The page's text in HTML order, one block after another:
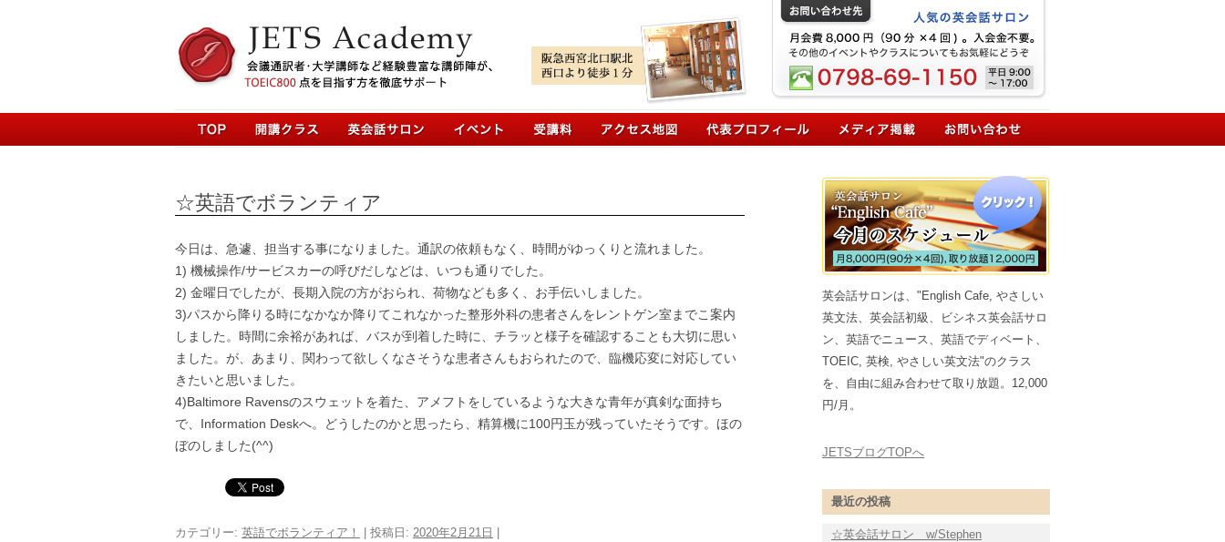
コンテンツへ移動
☆英語でボランティア
今日は、急遽、担当する事になりました。通訳の依頼もなく、時間がゆっくりと流れました。
1) 機械操作/サービスカーの呼びだしなどは、いつも通りでした。
2) 金曜日でしたが、長期入院の方がおられ、荷物なども多く、お手伝いしました。
3)パスから降りる時になかなか降りてこれなかった整形外科の患者さんをレントゲン室までこ案内
しました。時間に余裕があれば、バスが到着した時に、チラッと様子を確認することも大切に思い
ました。が、あまり、関わって欲しくなさそうな患者さんもおられたので、臨機応変に対応してい
きたいと思いました。
4)Baltimore Ravensのスウェットを着た、アメフトをしているような大きな青年が真剣な面持ち
で、Information Deskへ。どうしたのかと思ったら、精算機に100円玉が残っていたそうです。ほの
ぼのしました(^^)
カテゴリー: 英語でボランティア！ | 投稿日: 2020年2月21日
英会話サロンは、"English Cafe, やさしい
英文法、英会話初級、ビシネス英会話サロ
ン、英語でニュース、英語でディベート、
TOEIC, 英検, やさしい英文法"のクラス
を、自由に組み合わせて取り放題。12,000
円/月。
JETSブログTOPへ
最近の投稿
☆英会話サロン w/Stephen